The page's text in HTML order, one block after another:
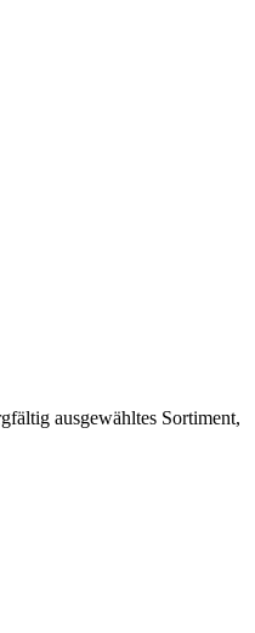
ausgewähltes Sortiment,